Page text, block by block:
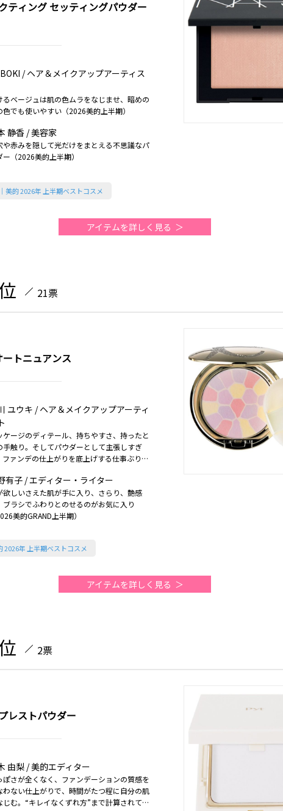
ティング セッティングパウダー
/ ヘア＆メイクアップアーティス
るベージュは肌の色ムラをなじませ、暗めの
色でも使いやすい（2026美的上半期）
静香 / 美容家
や赤みを隠して光だけをまとえる不思議なパ
ー（2026美的上半期）
美的 2026年 上半期ベストコスメ
アイテムを詳しく見る
21票
トニュアンス
ユウキ / ヘア＆メイクアップアーティ
ケージのディテール、持ちやすさ、持ったと
手触り。そしてパウダーとして主張しすぎ
ファンデの仕上がりを底上げする仕事ぶり。
有子 / エディター・ライター
欲しいさえた肌が手に入り、さらり、艶感
ブラシでふわりとのせるのがお気に入り
美的GRAND上半期）
2026年 上半期ベストコスメ
アイテムを詳しく見る
2票
レストパウダー
由梨 / 美的エディター
ぽさが全くなく、ファンデーションの質感を
わない仕上がりで、時間がたつ程に自分の肌
じむ。“キレイなくずれ方”まで計算されてい